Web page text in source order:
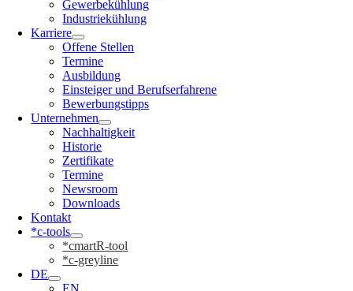
Gewerbekühlung
Industriekühlung
Karriere
Offene Stellen
Termine
Ausbildung
Einsteiger und Berufserfahrene
Bewerbungstipps
Unternehmen
Nachhaltigkeit
Historie
Zertifikate
Termine
Newsroom
Downloads
Kontakt
*c-tools
*cmartR-tool
*c-greyline
DE
EN